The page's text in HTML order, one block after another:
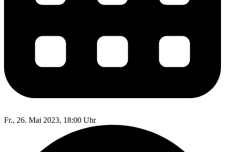
Fr., 26. Mai 2023, 18:00 Uhr